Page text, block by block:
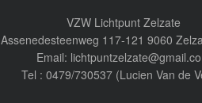
VZW Lichtpunt Zelzate
Assenedesteenweg 117-121 9060
Email:
Tel : 0479/730537 (Lucien Van de